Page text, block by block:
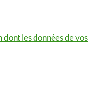
dont les données de vos